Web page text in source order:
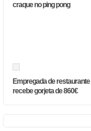
craque no ping pong
Empregada de restaurante
recebe gorjeta de 860€